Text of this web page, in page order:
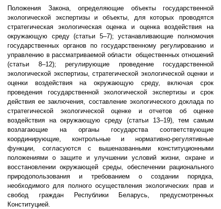
Положения Закона, определяющие объекты государственной
экологической экспертизы и объекты, для которых проводятся
стратегическая экологическая оценка и оценка воздействия на
окружающую среду (статьи 5–7); устанавливающие полномочия
государственных органов по государственному регулированию и
управлению в рассматриваемой области
общественных отношений
(статьи 8–12); регулирующие проведение государственной
экологической экспертизы, стратегической экологической оценки и
оценки воздействия на окружающую среду, включая срок
проведения государственной экологической экспертизы и срок
действия ее заключения, составление экологического доклада по
стратегической экологической оценке и отчетов об оценке
воздействия на окружающую среду (статьи 13–19), тем самым
возлагающие на органы государства соответствующие
координирующие, контрольные и нормативно-регулятивные
функции, согласуются с вышеназванными конституционными
положениями о защите и улучшении условий жизни, охране и
восстановлении окружающей среды, обеспечении рационального
природопользования и требованием о создании порядка,
необходимого для полного осуществления экологических прав и
свобод граждан Республики Беларусь, предусмотренных
Конституцией.